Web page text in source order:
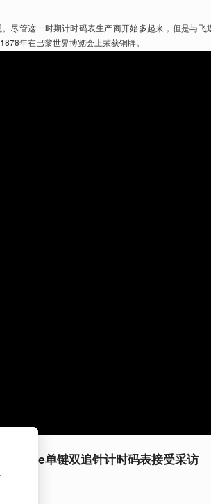
尽管这一时期计时码表生产商开始多起来，但是与
年在巴黎世界博览会上荣获铜牌。
单键双追针计时码表接受采访